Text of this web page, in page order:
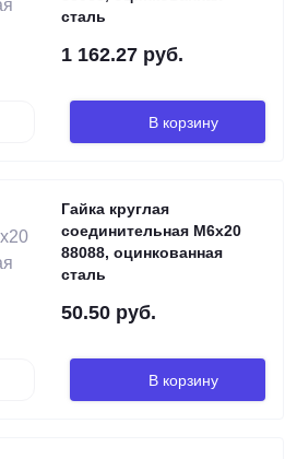
сталь
1 162.27 руб.
В корзину
Гайка круглая
соединительная М6х20
88088, оцинкованная
сталь
50.50 руб.
В корзину